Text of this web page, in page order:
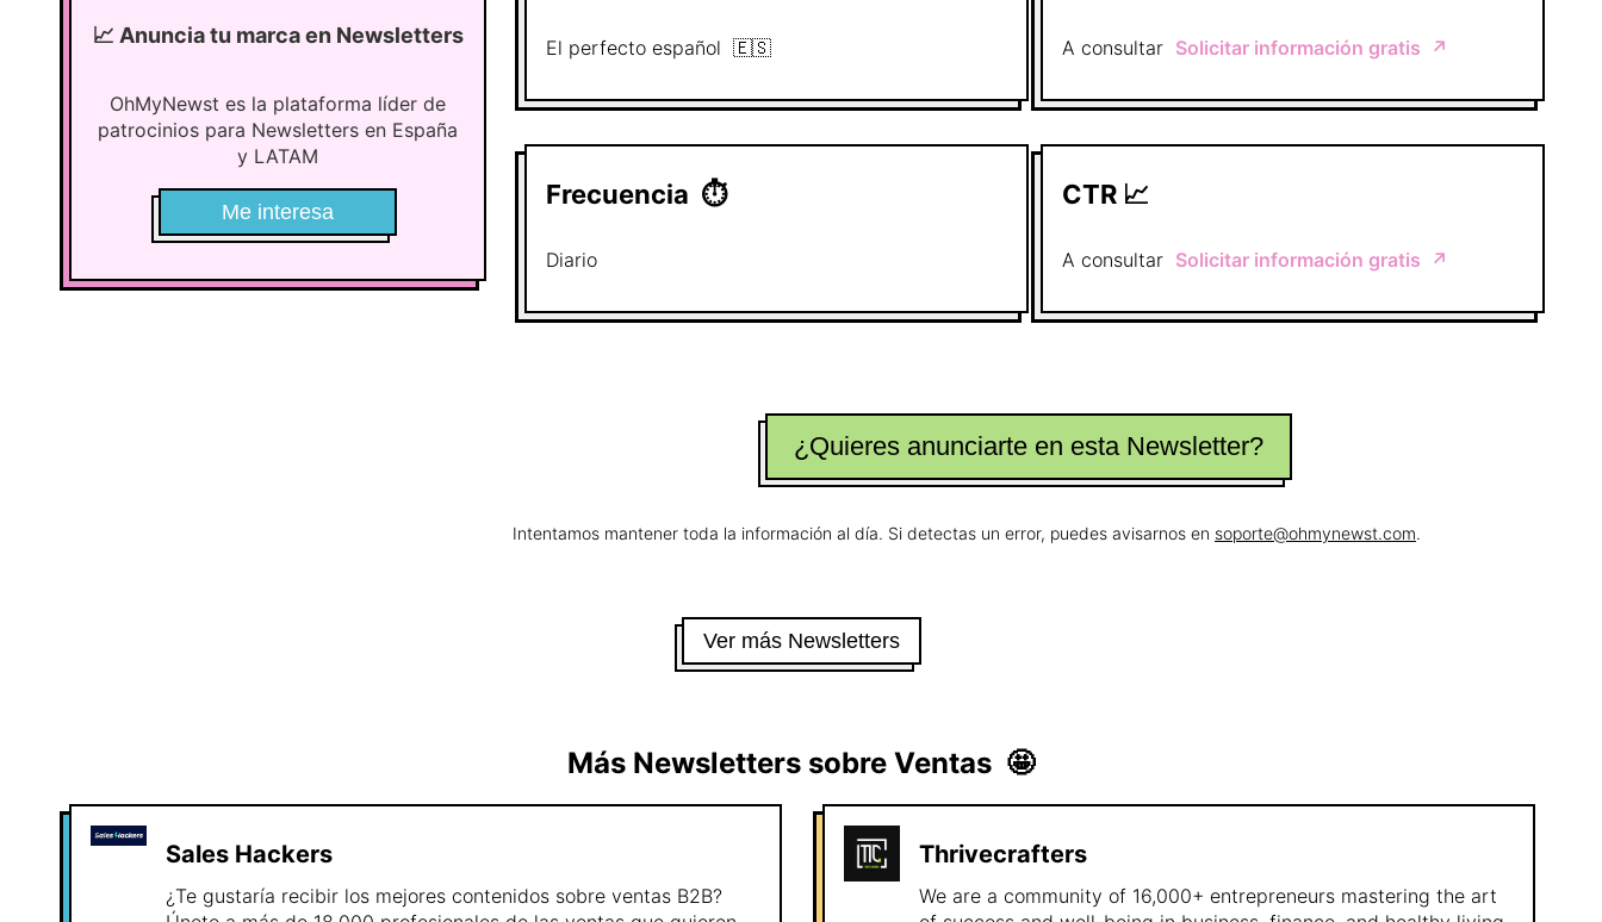
📈 Anuncia tu marca en Newsletters
OhMyNewst es la plataforma líder de
patrocinios para Newsletters en España
y LATAM
Me interesa
El perfecto español 🇪🇸 A consultar Solicitar información gratis ↗️
Frecuencia ⏱
Diario
CTR 📈
A consultar Solicitar información gratis ↗️
¿Quieres anunciarte en esta Newsletter?
Intentamos mantener toda la información al día. Si detectas un error, puedes avisarnos en soporte@ohmynewst.com.
Ver más Newsletters
Más Newsletters sobre Ventas 🤩
Sales Hackers
¿Te gustaría recibir los mejores contenidos sobre ventas B2B?
Thrivecrafters
We are a community of 16,000+ entrepreneurs mastering the art